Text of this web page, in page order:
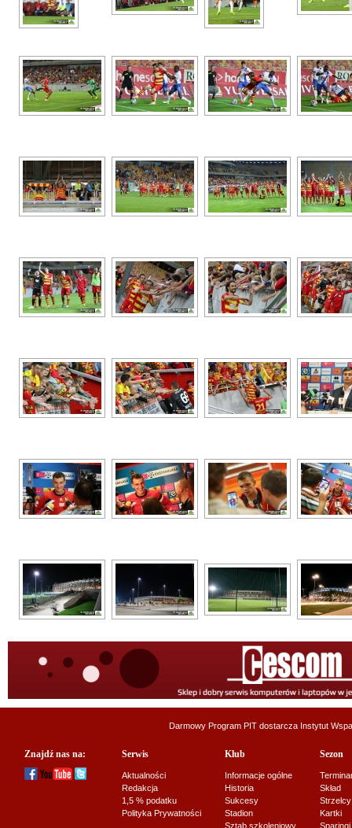
Darmowy Program PIT dostarcza Instytut
Znajdź nas na: Serwis
Aktualności
Redakcja
1,5 % podatku
Polityka Prywatności
Klub
Informacje ogólne
Historia
Sukcesy
Stadion
Sztab szkoleniowy
Sezon
Skład
Strzelcy
Kartki
Sparingi